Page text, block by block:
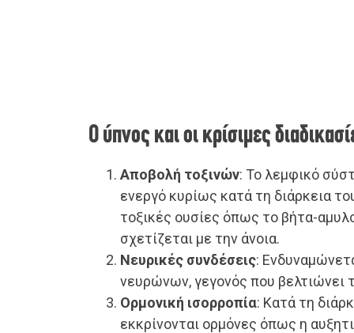
Ο ύπνος και οι κρίσιμες
Αποβολή τοξινών: Το λεμφικό
ενεργό κυρίως κατά τη διάρκεια
τοξικές ουσίες όπως το βήτα-
σχετίζεται με την άνοια.
Νευρικές συνδέσεις:
νευρώνων, γεγονός που βελτιώνει
Ορμονική ισορροπία: Κατά τη
εκκρίνονται ορμόνες όπως η